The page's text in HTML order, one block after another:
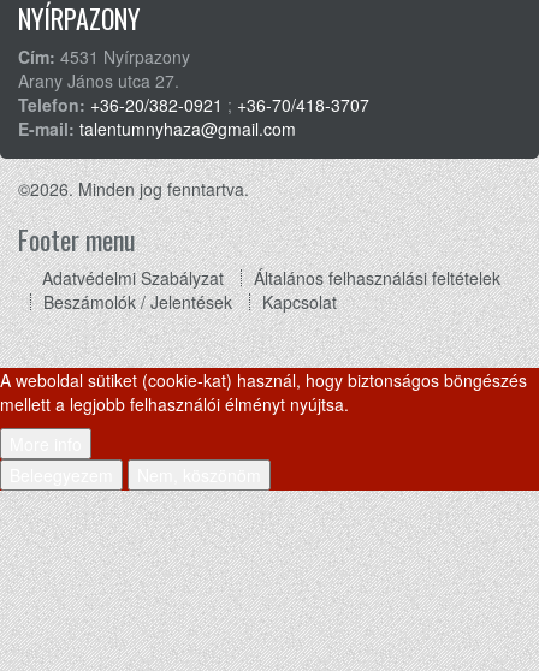
NYÍRPAZONY
Cím: 4531 Nyírpazony
Arany János utca 27.
Telefon: +36-20/382-0921 ; +36-70/418-3707
E-mail: talentumnyhaza@gmail.com
©2026. Minden jog fenntartva.
Footer menu
Adatvédelmi Szabályzat
Általános felhasználási feltételek
Beszámolók / Jelentések
Kapcsolat
A weboldal sütiket (cookie-kat) használ, hogy biztonságos böngészés
mellett a legjobb felhasználói élményt nyújtsa.